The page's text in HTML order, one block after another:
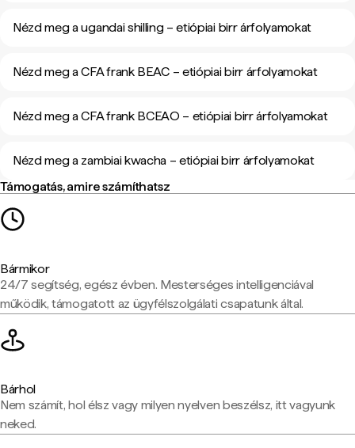
Nézd meg a ugandai shilling – etiópiai birr árfolyamokat
Nézd meg a CFA frank BEAC – etiópiai birr árfolyamokat
Nézd meg a CFA frank BCEAO – etiópiai birr árfolyamokat
Nézd meg a zambiai kwacha – etiópiai birr árfolyamokat
Támogatás, amire számíthatsz
Bármikor
24/7 segítség, egész évben. Mesterséges intelligenciával
működik, támogatott az ügyfélszolgálati csapatunk által.
Bárhol
Nem számít, hol élsz vagy milyen nyelven beszélsz, itt vagyunk
neked.